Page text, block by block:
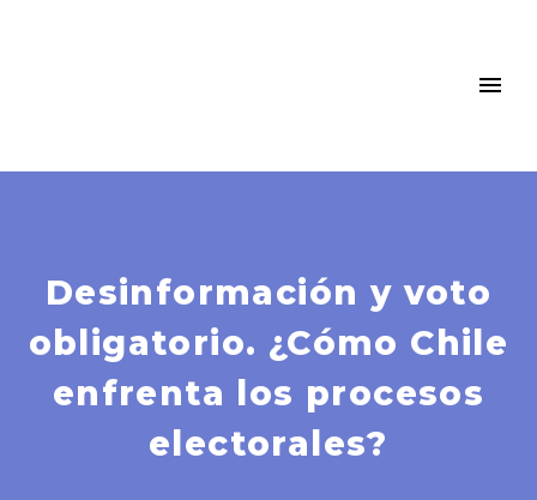
Desinformación y voto
obligatorio. ¿Cómo Chile
enfrenta los procesos
electorales?